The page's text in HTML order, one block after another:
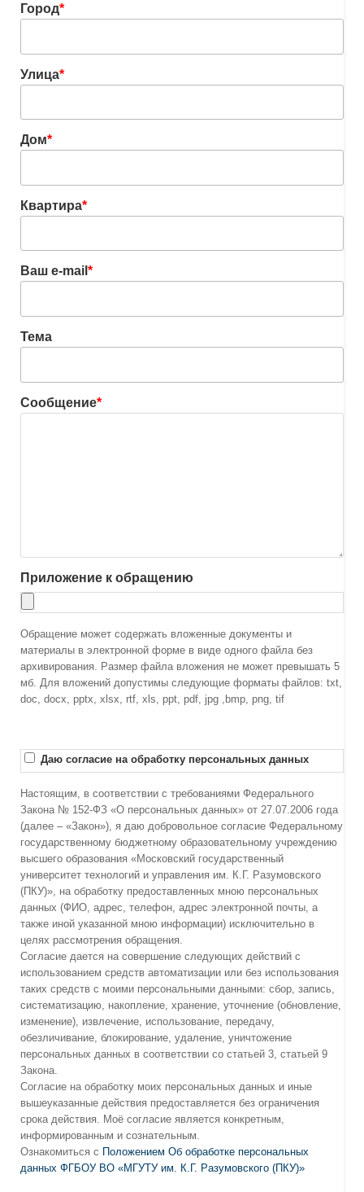
Город*
Улица*
Дом*
Квартира*
Ваш e-mail *
Тема
Сообщение*
Приложение к обращению
Обращение может содержать вложенные документы и
материалы в электронной форме в виде одного файла без
архивирования. Размер файла вложения не может превышать 5
мб. Для вложений допустимы следующие форматы файлов: txt,
doc, docx, pptx, xlsx, rtf, xls, ppt, pdf, jpg ,bmp, png, tif
Даю согласие на обработку персональных данных
Настоящим, в соответствии с требованиями Федерального
Закона № 152-ФЗ «О персональных данных» от 27.07.2006 года
(далее – «Закон»), я даю добровольное согласие Федеральному
государственному бюджетному образовательному учреждению
высшего образования «Московский государственный
университет технологий и управления им. К.Г. Разумовского
(ПКУ)», на обработку предоставленных мною персональных
данных (ФИО, адрес, телефон, адрес электронной почты, а
также иной указанной мною информации) исключительно в
целях рассмотрения обращения.
Согласие дается на совершение следующих действий с
использованием средств автоматизации или без использования
таких средств с моими персональными данными: сбор, запись,
систематизацию, накопление, хранение, уточнение (обновление,
изменение), извлечение, использование, передачу,
обезличивание, блокирование, удаление, уничтожение
персональных данных в соответствии со статьей 3, статьей 9
Закона.
Согласие на обработку моих персональных данных и иные
вышеуказанные действия предоставляется без ограничения
срока действия. Моё согласие является конкретным,
информированным и сознательным.
Ознакомиться с Положением Об обработке персональных
данных ФГБОУ ВО «МГУТУ им. К.Г. Разумовского (ПКУ)»